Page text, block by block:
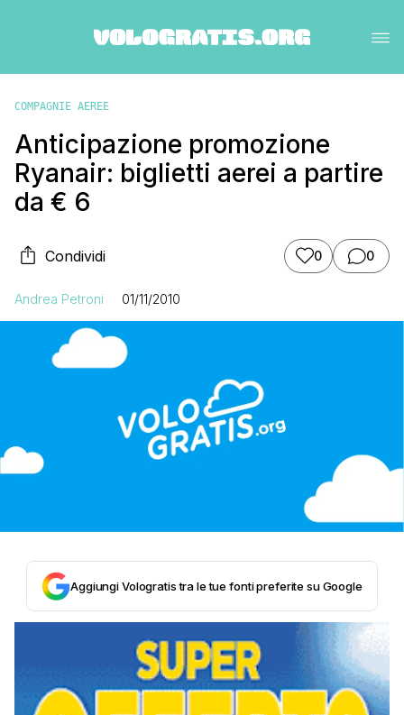
COMPAGNIE AEREE
Anticipazione promozione
Ryanair: biglietti aerei a partire
da € 6
Condividi 0 0
Andrea Petroni 01/11/2010
Aggiungi Vologratis tra le tue fonti preferite su Google